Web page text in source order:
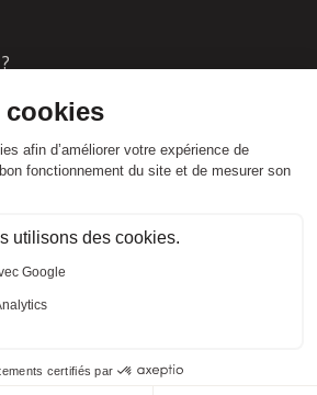
DE VENTE